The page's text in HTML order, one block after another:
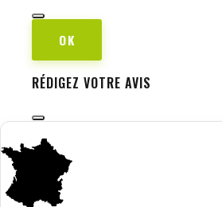
OK
RÉDIGEZ VOTRE AVIS